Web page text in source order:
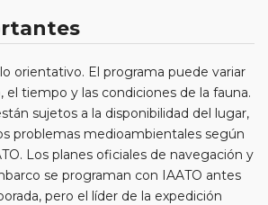
orientativo. El programa puede variar
el tiempo y las condiciones de la fauna.
sujetos a la disponibilidad del lugar,
problemas medioambientales según
Los planes oficiales de navegación y
se programan con IAATO antes
pero el líder de la expedición